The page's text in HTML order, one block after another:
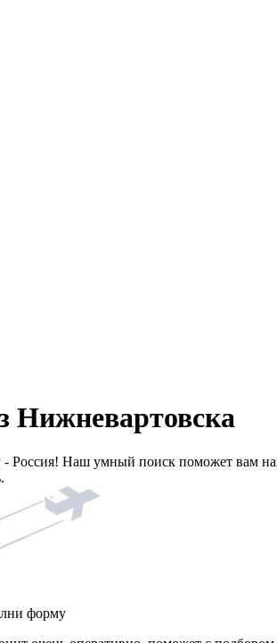
Нижневартовска
- Россия! Наш умный поиск поможет вам
форму